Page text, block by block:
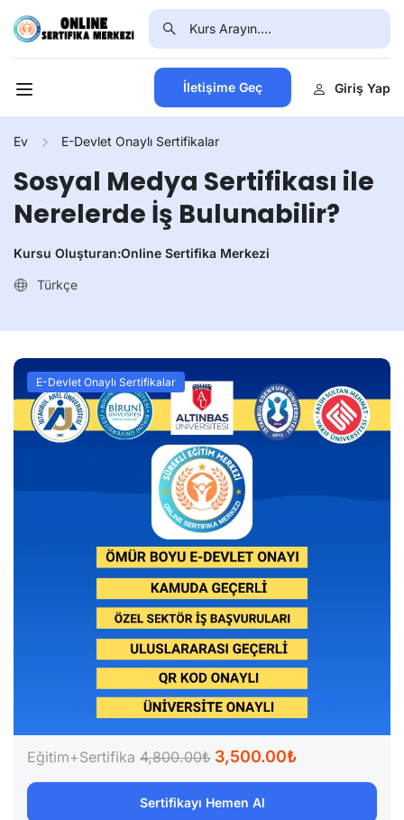
İletişime Geç Giriş Yap
Ev E-Devlet Onaylı Sertifikalar
Sosyal Medya Sertifikası ile
Nerelerde İş Bulunabilir?
Kursu Oluşturan:Online Sertifika Merkezi
Türkçe
E-Devlet Onaylı Sertifikalar
Eğitim+Sertifika 4,800.00₺ 3,500.00₺
Sertifikayı Hemen Al